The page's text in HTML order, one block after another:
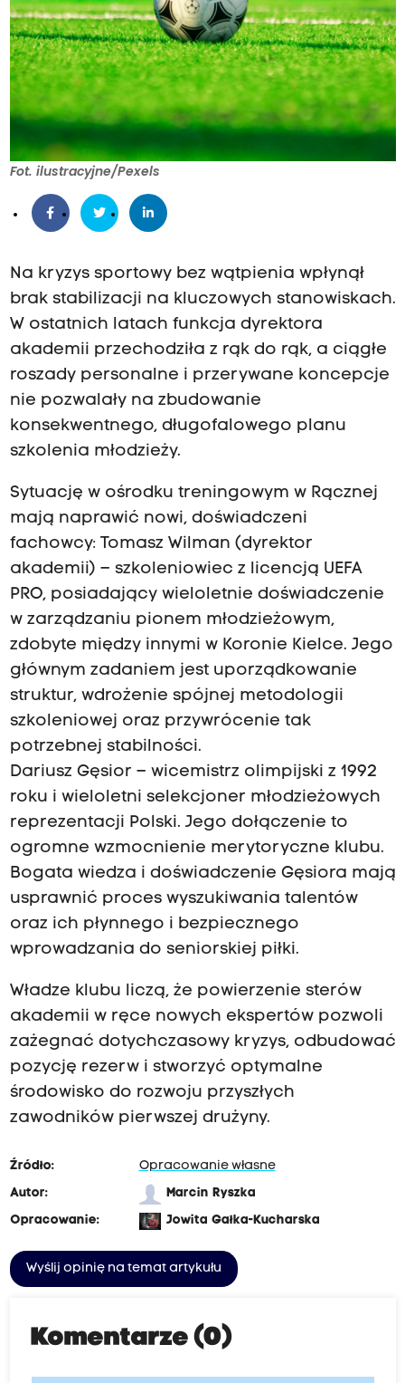
Fot. ilustracyjne/Pexels
Na kryzys sportowy bez wątpienia wpłynął
brak stabilizacji na kluczowych stanowiskach.
W ostatnich latach funkcja dyrektora
akademii przechodziła z rąk do rąk, a ciągłe
roszady personalne i przerywane koncepcje
nie pozwalały na zbudowanie
konsekwentnego, długofalowego planu
szkolenia młodzieży.
Sytuację w ośrodku treningowym w Rącznej
mają naprawić nowi, doświadczeni
fachowcy: Tomasz Wilman (dyrektor
akademii) – szkoleniowiec z licencją UEFA
PRO, posiadający wieloletnie doświadczenie
w zarządzaniu pionem młodzieżowym,
zdobyte między innymi w Koronie Kielce. Jego
głównym zadaniem jest uporządkowanie
struktur, wdrożenie spójnej metodologii
szkoleniowej oraz przywrócenie tak
potrzebnej stabilności.
Dariusz Gęsior – wicemistrz olimpijski z 1992
roku i wieloletni selekcjoner młodzieżowych
reprezentacji Polski. Jego dołączenie to
ogromne wzmocnienie merytoryczne klubu.
Bogata wiedza i doświadczenie Gęsiora mają
usprawnić proces wyszukiwania talentów
oraz ich płynnego i bezpiecznego
wprowadzania do seniorskiej piłki.
Władze klubu liczą, że powierzenie sterów
akademii w ręce nowych ekspertów pozwoli
zażegnać dotychczasowy kryzys, odbudować
pozycję rezerw i stworzyć optymalne
środowisko do rozwoju przyszłych
zawodników pierwszej drużyny.
Źródło:
Opracowanie własne
Autor:
Marcin Ryszka
Opracowanie:
Jowita Gałka-Kucharska
Wyślij opinię na temat artykułu
Komentarze (0)